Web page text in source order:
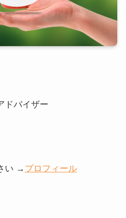
ドバイザー
い →プロフィール